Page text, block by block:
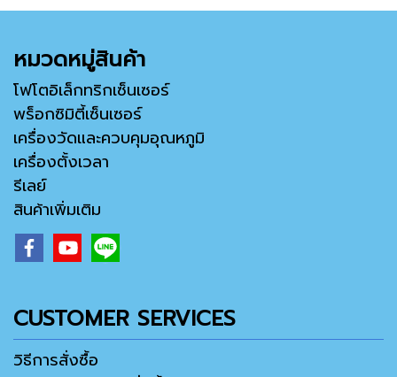
หมวดหมู่สินค้า
โฟโตอิเล็กทริกเซ็นเซอร์
พร็อกซิมิตี้เซ็นเซอร์
เครื่องวัดและควบคุมอุณหภูมิ
เครื่องตั้งเวลา
รีเลย์
สินค้าเพิ่มเติม
CUSTOMER SERVICES
วิธีการสั่งซื้อ